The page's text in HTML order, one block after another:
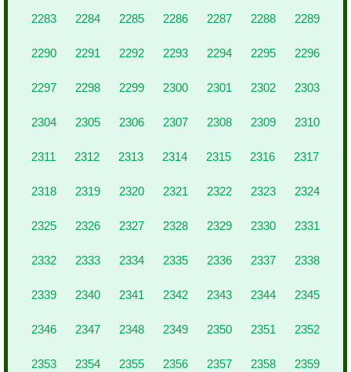
2283 2284 2285 2286 2287 2288 2289
2290 2291 2292 2293 2294 2295 2296
2297 2298 2299 2300 2301 2302 2303
2304 2305 2306 2307 2308 2309 2310
2311 2312 2313 2314 2315 2316 2317
2318 2319 2320 2321 2322 2323 2324
2325 2326 2327 2328 2329 2330 2331
2332 2333 2334 2335 2336 2337 2338
2339 2340 2341 2342 2343 2344 2345
2346 2347 2348 2349 2350 2351 2352
2353 2354 2355 2356 2357 2358 2359